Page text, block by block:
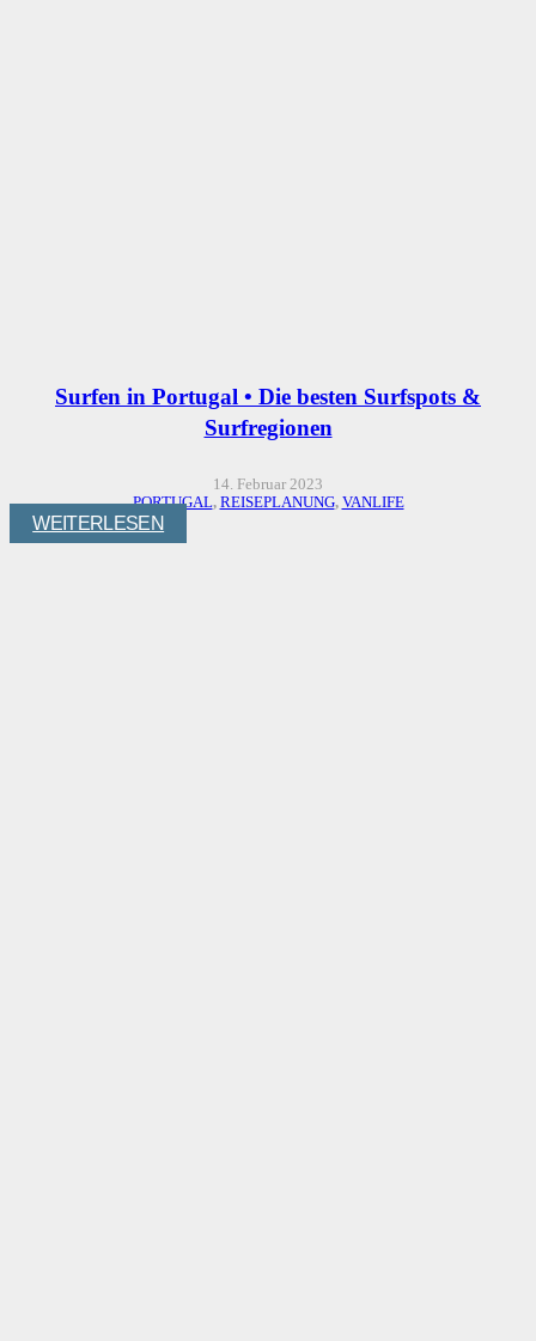
Surfen in Portugal • Die besten Surfspots &
Surfregionen
14. Februar 2023
PORTUGAL, REISEPLANUNG, VANLIFE
WEITERLESEN